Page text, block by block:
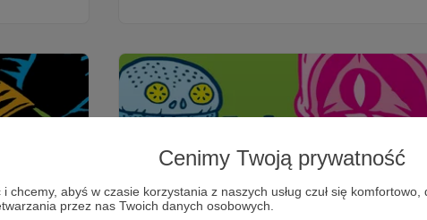
Cenimy Twoją prywatność
chcemy, abyś w czasie korzystania z naszych usług czuł się
przez nas Twoich danych osobowych.